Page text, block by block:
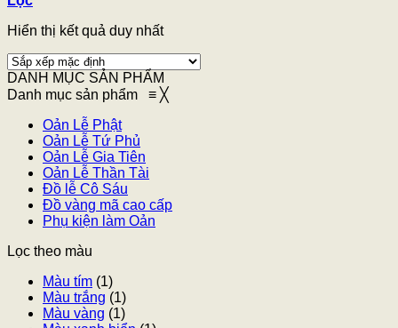
Hiển thị kết quả duy nhất
DANH MỤC SẢN PHẨM
Danh mục sản phẩm ≡ ╳
Oản Lễ Phật
Oản Lễ Tứ Phủ
Oản Lễ Gia Tiên
Oản Lễ Thần Tài
Đồ lễ Cô Sáu
Đồ vàng mã cao cấp
Phụ kiện làm Oản
Lọc theo màu
Màu tím (1)
Màu trắng (1)
Màu vàng (1)